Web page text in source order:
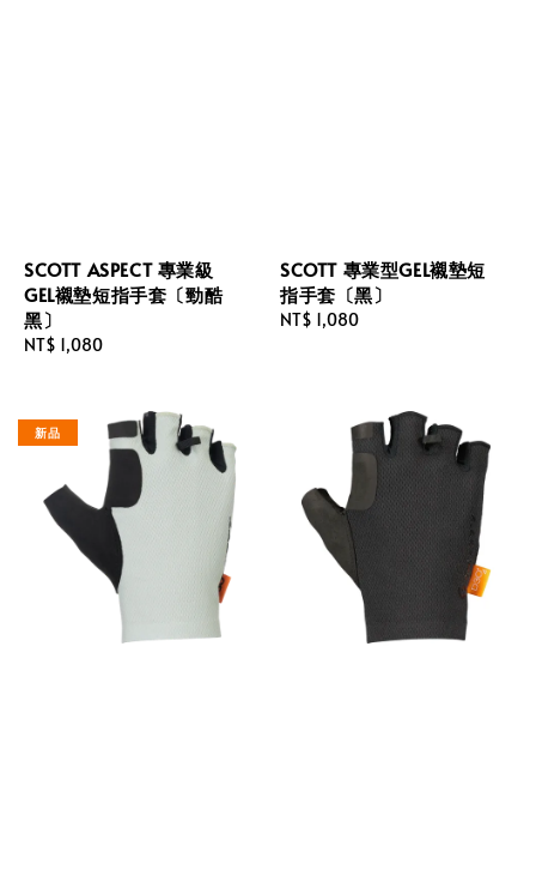
SCOTT ASPECT 專業級
GEL襯墊短指手套〔勁酷
黑〕
Regular
NT$ 1,080
SCOTT 專業型GEL襯墊短
指手套〔黑〕
Regular
NT$ 1,080
新品